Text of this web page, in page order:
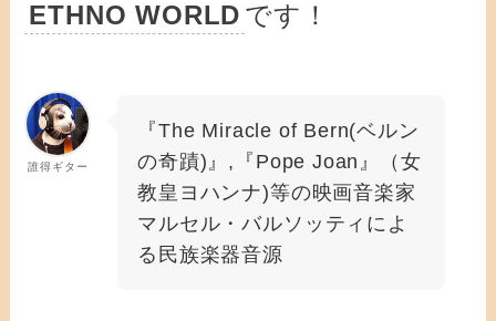
ETHNO WORLD です！
誰得ギター
『The Miracle of Bern(ベルン
の奇蹟)』,『Pope Joan』（女
教皇ヨハンナ)等の映画音楽家
マルセル・バルソッティによ
る民族楽器音源